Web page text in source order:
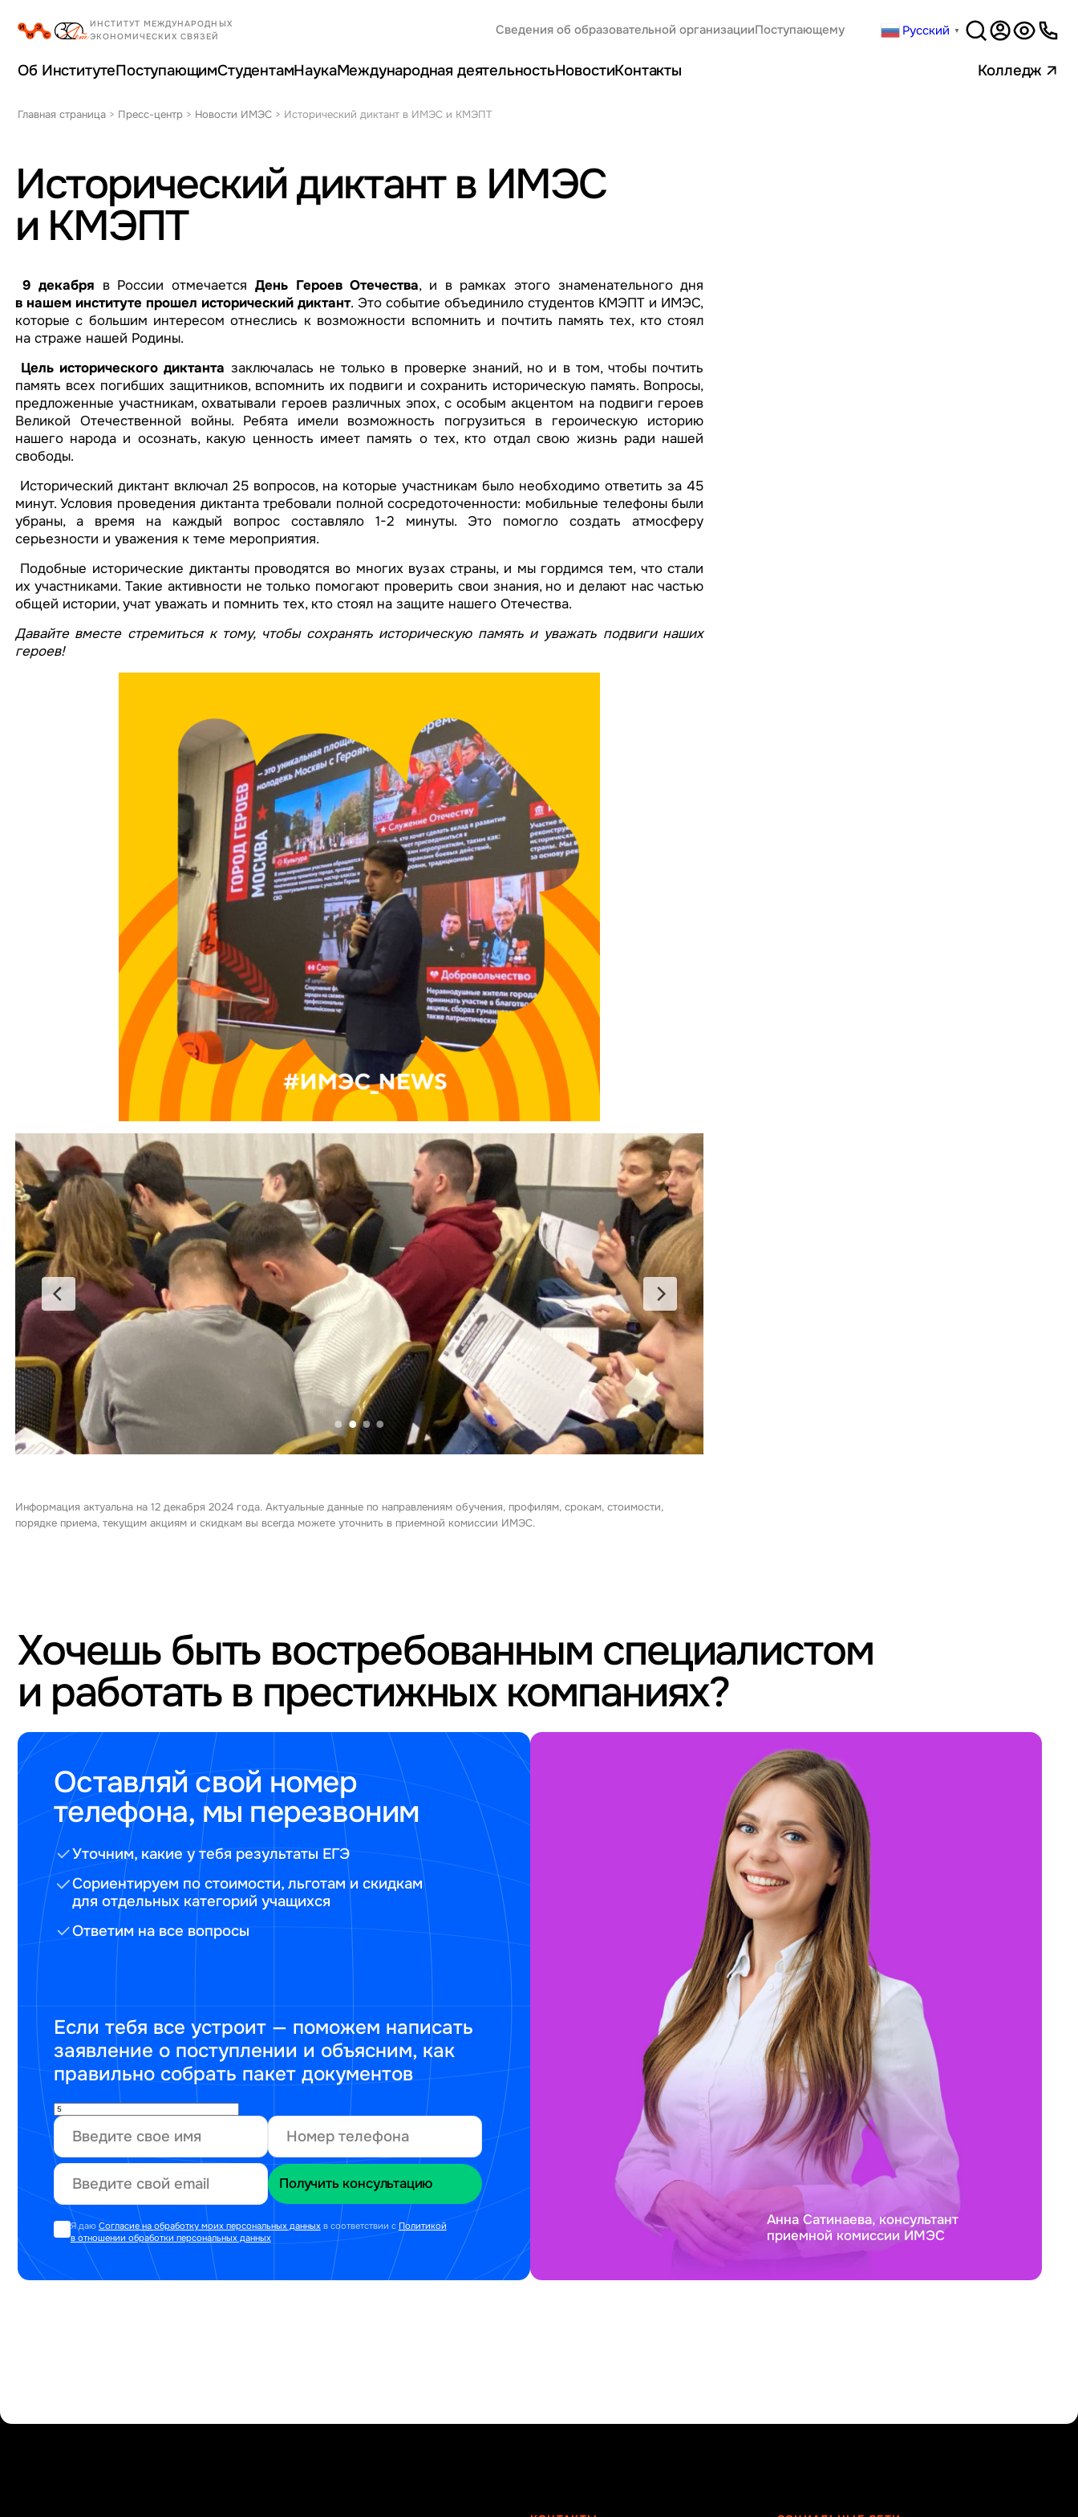
Сведения об образовательной организацииПоступающему Русский ▼
Версия
для
Об ИнститутеПоступающимСтудентамНаукаМеждународная деятельностьНовостиКонтакты Колледж
Главная страница > Пресс-центр > Новости ИМЭС > Исторический диктант в ИМЭС и КМЭПТ
Исторический диктант в ИМЭС
и КМЭПТ
9 декабря в России отмечается День Героев Отечества, и в рамках этого знаменательного дня
в нашем институте прошел исторический диктант. Это событие объединило студентов КМЭПТ и ИМЭС,
которые с большим интересом отнеслись к возможности вспомнить и почтить память тех, кто стоял
на страже нашей Родины.
Цель исторического диктанта заключалась не только в проверке знаний, но и в том, чтобы почтить
память всех погибших защитников, вспомнить их подвиги и сохранить историческую память. Вопросы,
предложенные участникам, охватывали героев различных эпох, с особым акцентом на подвиги героев
Великой Отечественной войны. Ребята имели возможность погрузиться в героическую историю
нашего народа и осознать, какую ценность имеет память о тех, кто отдал свою жизнь ради нашей
свободы.
Исторический диктант включал 25 вопросов, на которые участникам было необходимо ответить за 45
минут. Условия проведения диктанта требовали полной сосредоточенности: мобильные телефоны были
убраны, а время на каждый вопрос составляло 1-2 минуты. Это помогло создать атмосферу
серьезности и уважения к теме мероприятия.
Подобные исторические диктанты проводятся во многих вузах страны, и мы гордимся тем, что стали
их участниками. Такие активности не только помогают проверить свои знания, но и делают нас частью
общей истории, учат уважать и помнить тех, кто стоял на защите нашего Отечества.
Давайте вместе стремиться к тому, чтобы сохранять историческую память и уважать подвиги наших
героев!
Информация актуальна на 12 декабря 2024 года. Актуальные данные по направлениям обучения, профилям, срокам, стоимости,
порядке приема, текущим акциям и скидкам вы всегда можете уточнить в приемной комиссии ИМЭС.
Хочешь быть востребованным специалистом
и работать в престижных компаниях?
Оставляй свой номер
телефона, мы перезвоним
Уточним, какие у тебя результаты ЕГЭ
Сориентируем по стоимости, льготам и скидкам
для отдельных категорий учащихся
Ответим на все вопросы
Если тебя все устроит — поможем написать
заявление о поступлении и объясним, как
правильно собрать пакет документов
Я даю Согласие на обработку моих персональных данныхв соответствии с Политикой
в отношении обработки персональных данных
Анна Сатинаева, консультант
приемной комиссии ИМЭС